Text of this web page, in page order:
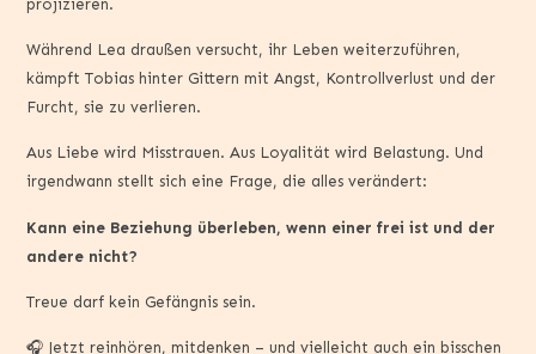
projizieren.
Während Lea draußen versucht, ihr Leben weiterzuführen,
kämpft Tobias hinter Gittern mit Angst, Kontrollverlust und der
Furcht, sie zu verlieren.
Aus Liebe wird Misstrauen. Aus Loyalität wird Belastung. Und
irgendwann stellt sich eine Frage, die alles verändert:
Kann eine Beziehung überleben, wenn einer frei ist und der
andere nicht?
Treue darf kein Gefängnis sein.
🎧 Jetzt reinhören, mitdenken – und vielleicht auch ein bisschen